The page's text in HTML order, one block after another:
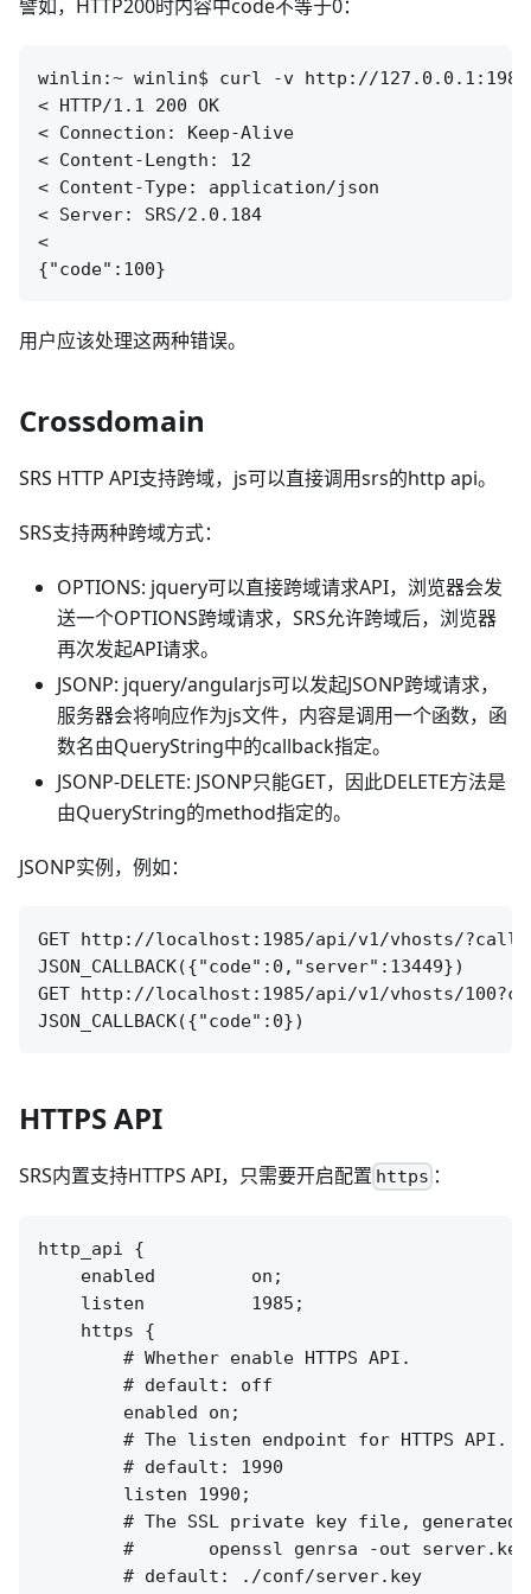
譬如，HTTP200时内容中code不等于0：
winlin:~ winlin$ curl -v http://
< HTTP/1.1 200 OK
< Connection: Keep-Alive
< Content-Length: 12
< Content-Type: application/json
< Server: SRS/2.0.184
<
用户应该处理这两种错误。
Crossdomain
SRS HTTP API支持跨域，js可以直接调用srs的http api。
SRS支持两种跨域方式：
OPTIONS: jquery可以直接跨域请求API，浏览器会发
送一个OPTIONS跨域请求，SRS允许跨域后，浏览器
再次发起API请求。
JSONP: jquery/angularjs可以发起JSONP跨域请求，
服务器会将响应作为js文件，内容是调用一个函数，函
数名由QueryString中的callback指定。
JSONP-DELETE: JSONP只能GET，因此DELETE方法是
由QueryString的method指定的。
JSONP实例，例如：
GET http://localhost:1985/api/v1/vhosts/
JSON_CALLBACK({"code":0,"server":13449})
GET http://localhost:1985/api/v1/vhosts/
HTTPS API
SRS内置支持HTTPS API，只需要开启配置 https ：
http_api {
    enabled         on;
    listen          1985;
    https {
        # Whether enable HTTPS API.
        # default: off
        enabled on;
        # The listen endpoint for HTTPS API.
        # default: 1990
        listen 1990;
# The SSL private key file, generated
#       openssl genrsa -out
        # default: ./conf/server.key